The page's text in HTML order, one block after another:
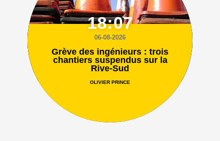
18:07
06-08-2026
Grève des ingénieurs : trois
chantiers suspendus sur la
Rive-Sud
OLIVIER PRINCE